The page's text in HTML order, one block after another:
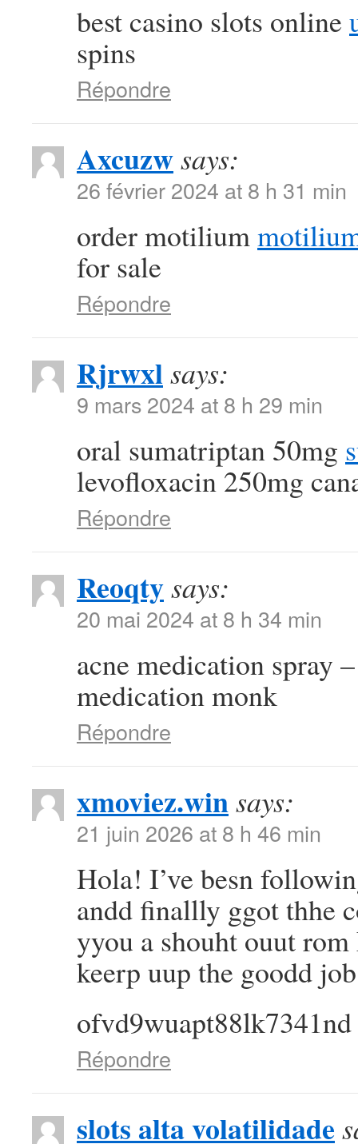
best casino slots online
spins
Répondre
Axcuzwsays:
26 février 2024 at 8 h 31 min
order motilium
for sale
Répondre
Rjrwxlsays:
9 mars 2024 at 8 h 29 min
oral sumatriptan 50mg
levofloxacin 250mg
Répondre
Reoqtysays:
20 mai 2024 at 8 h 34 min
acne medication spray
medication monk
Répondre
xmoviez.winsays:
21 juin 2026 at 8 h 46 min
Hola! I’ve besn
andd finallly ggot thhe
yyou a shouht ouut
keerp uup the goodd
ofvd9wuapt88lk7341nd
Répondre
slots alta volatilidade